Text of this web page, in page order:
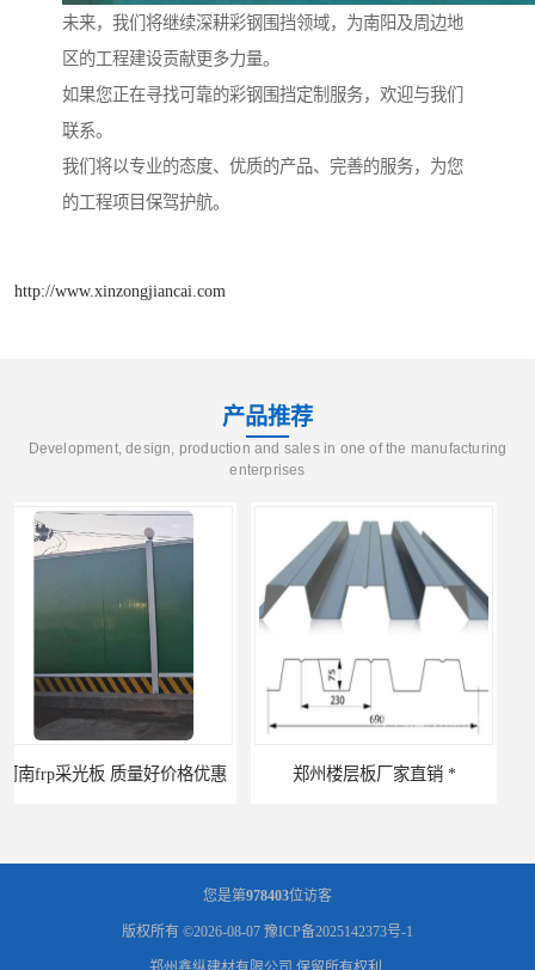
未来，我们将继续深耕彩钢围挡领域，为南阳及周边地
区的工程建设贡献更多力量。
如果您正在寻找可靠的彩钢围挡定制服务，欢迎与我们
联系。
我们将以专业的态度、优质的产品、完善的服务，为您
的工程项目保驾护航。
http://www.xinzongjiancai.com
产品推荐
Development, design, production and sales in one of the manufacturing
enterprises
郑州楼层板厂家直销 *
您是第978403位访客
版权所有 ©2026-08-07 豫ICP备2025142373号-1